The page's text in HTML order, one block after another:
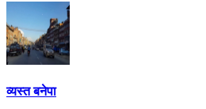
व्यस्त बनेपा